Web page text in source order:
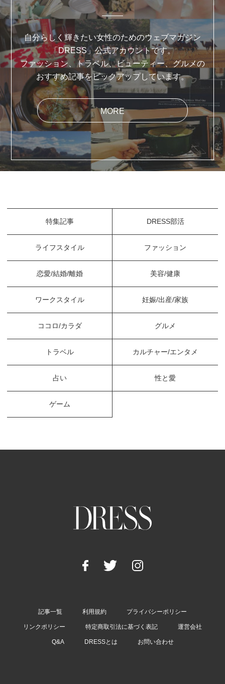
自分らしく輝きたい女性のためのウェブマガジン
「DRESS」公式アカウントです。
ファッション、トラベル、ビューティー、グルメの
おすすめ記事をピックアップしています。
MORE
特集記事 DRESS部活
ライフスタイル ファッション
恋愛/結婚/離婚 美容/健康
ワークスタイル 妊娠/出産/家族
ココロ/カラダ グルメ
トラベル カルチャー/エンタメ
占い 性と愛
ゲーム
記事一覧 利用規約 プライバシーポリシー
リンクポリシー 特定商取引法に基づく表記 運営会社
Q&A DRESSとは お問い合わせ